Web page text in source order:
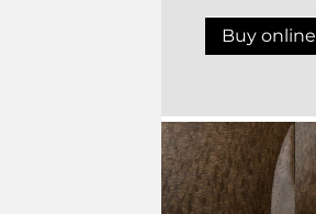
Buy online